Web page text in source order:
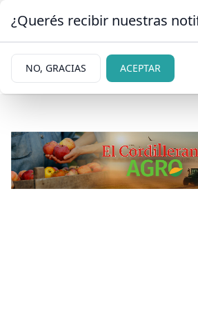
¿Querés recibir nuestras
NO, GRACIAS ACEPTAR